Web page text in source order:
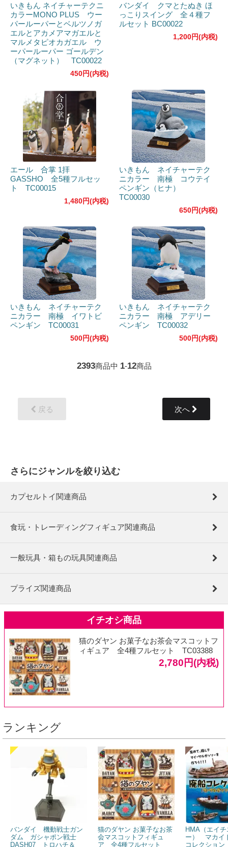
いきもん ネイチャーテクニ
カラーMONO PLUS ウー
パールーパーとベルツノガ
エルとアカメアマガエルと
マルメタピオカガエル ウ
ーパールーパー ゴールデン
（マグネット） TC00022
450円(内税)
バンダイ クマとたぬき ほ
っこりスイング 全４種フ
ルセット BC00022
1,200円(内税)
エール 合掌 1拝
GASSHO 全5種フルセッ
ト TC00015
1,480円(内税)
いきもん ネイチャーテク
ニカラー 南極 コウテイ
ペンギン（ヒナ）
TC00030
650円(内税)
いきもん ネイチャーテク
ニカラー 南極 イワトビ
ペンギン TC00031
500円(内税)
いきもん ネイチャーテク
ニカラー 南極 アデリー
ペンギン TC00032
500円(内税)
2393商品中 1-12商品
戻る 次へ
さらにジャンルを絞り込む
カプセルトイ関連商品
食玩・トレーディングフィギュア関連商品
一般玩具・箱もの玩具関連商品
プライズ関連商品
猫のダヤン お菓子なお茶会マスコットフ
ィギュア 全4種フルセット TC03388
2,780円(内税)
ランキング
バンダイ 機動戦士ガン
ダム ガシャポン戦士
DASH07 トロハチ＆
猫のダヤン お菓子なお茶
会マスコットフィギュ
ア 全4種フルセット
HMA（エイ
ー） マカイ
コレクショ